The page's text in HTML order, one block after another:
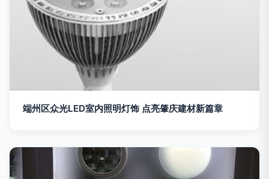
端州区众光LED室内照明灯饰 点亮肇庆建材新篇章